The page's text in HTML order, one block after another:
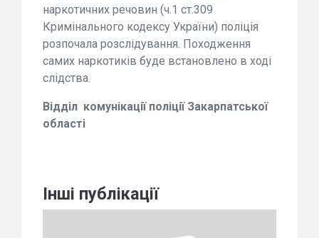
наркотичних речовин (ч.1 ст.309
Кримінального кодексу України) поліція
розпочала розслідування. Походження
самих наркотиків буде встановлено в ході
слідства.
Відділ комунікації поліції Закарпатської
області
Інші публікації